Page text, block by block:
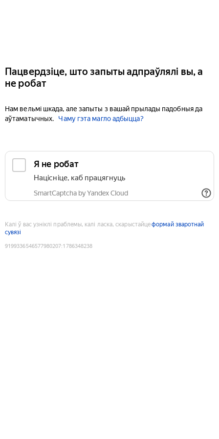
Пацвердзіце, што запыты адпраўлялі вы, а
не робат
Нам вельмі шкада, але запыты з вашай прылады падобныя да
аўтаматычных.
Чаму гэта магло адбыцца?
Я не робат
Націсніце, каб працягнуць
SmartCaptcha by Yandex Cloud
Калі ў вас узніклі праблемы, калі ласка, скарыстайцеформай зваротнай
сувязі
9199336546577980207:1786348238